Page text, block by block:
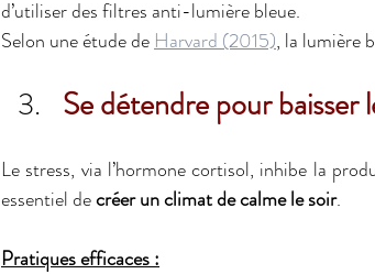
d’utiliser des filtres anti-lumière bleue.
Selon une étude de Harvard (2015), la lumière
Se détendre pour baisser
Le stress, via l’hormone cortisol, inhibe la
essentiel de créer un climat de calme le soir.
Pratiques efficaces :